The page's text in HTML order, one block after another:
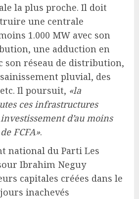
la plus proche. Il doit
une centrale
1.000 MW avec son
une adduction en
son réseau de distribution,
pluvial, des
Il poursuit, «la
ces infrastructures
d’au moins
FCFA».
national du Parti Les
Ibrahim Neguy
capitales créées dans le
inachevés